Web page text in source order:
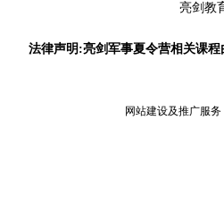
亮剑教
法律声明:亮剑军事夏令营相关课
网站建设及推广服务